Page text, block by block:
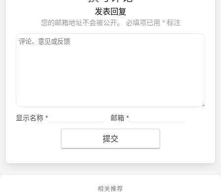
发表回复
您的邮箱地址不会被公开。 必填项已用 *标注
显示名称 * 邮箱 *
提交
相关推荐